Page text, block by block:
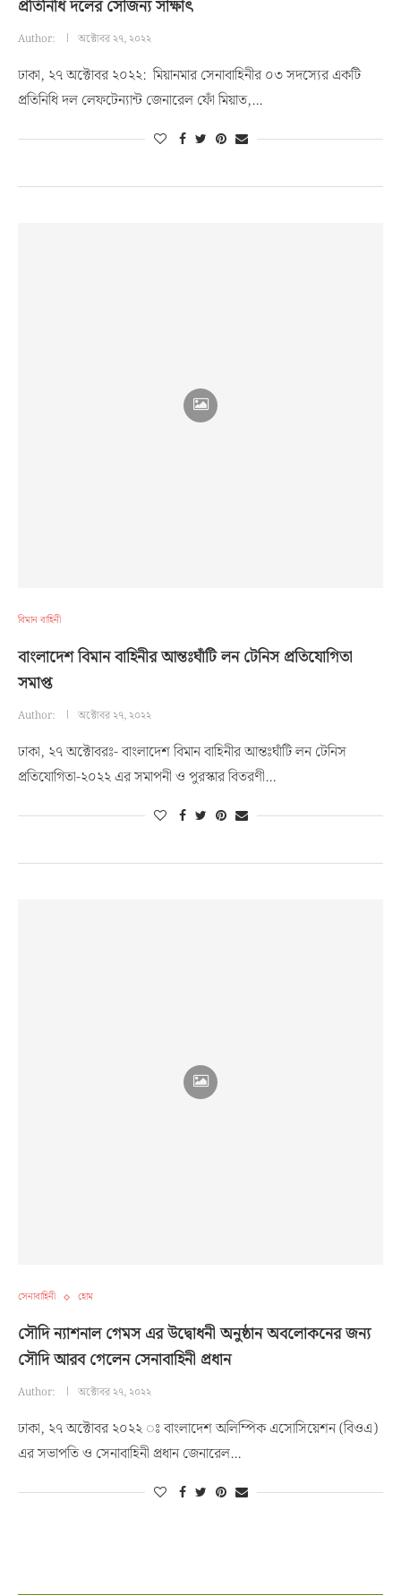
প্রতিনিধি দলের সৌজন্য সাক্ষাৎ
Author: অক্টোবর ২৭, ২০২২
ঢাকা, ২৭ অক্টোবর ২০২২: মিয়ানমার সেনাবাহিনীর ০৩ সদস্যের একটি
প্রতিনিধি দল লেফটেন্যান্ট জেনারেল ফোঁ মিয়াত,…
বিমান বাহিনী
বাংলাদেশ বিমান বাহিনীর আন্তঃঘাঁটি লন টেনিস প্রতিযোগিতা
সমাপ্ত
Author: অক্টোবর ২৭, ২০২২
ঢাকা, ২৭ অক্টোবরঃ- বাংলাদেশ বিমান বাহিনীর আন্তঃঘাঁটি লন টেনিস
প্রতিযোগিতা-২০২২ এর সমাপনী ও পুরস্কার বিতরণী…
সেনাবাহিনী হোম
সৌদি ন্যাশনাল গেমস এর উদ্বোধনী অনুষ্ঠান অবলোকনের জন্য
সৌদি আরব গেলেন সেনাবাহিনী প্রধান
Author: অক্টোবর ২৭, ২০২২
ঢাকা, ২৭ অক্টোবর ২০২২ ঃ বাংলাদেশ অলিম্পিক এসোসিয়েশন (বিওএ)
এর সভাপতি ও সেনাবাহিনী প্রধান জেনারেল…